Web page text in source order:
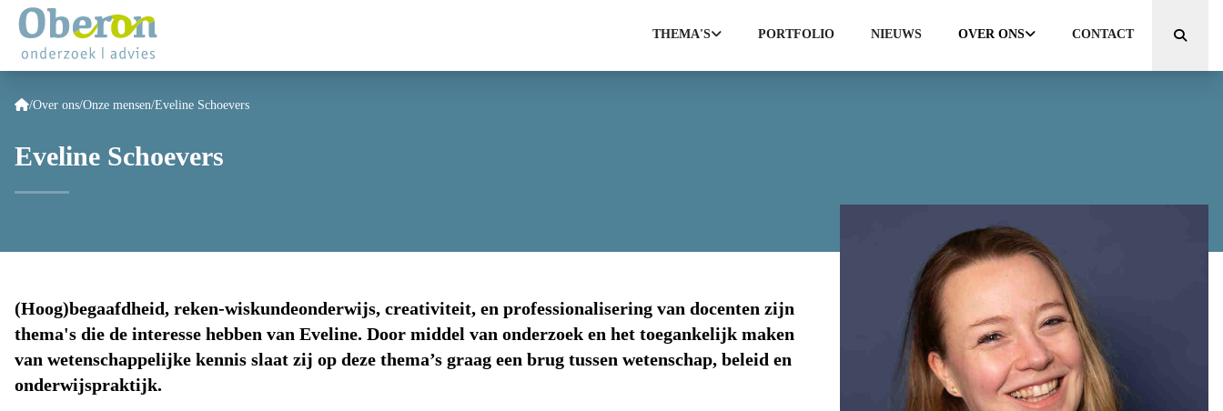
THEMA'S PORTFOLIO NIEUWS OVER ONS CONTACT
Zoeken
/Over ons/Onze mensen/Eveline Schoevers
Eveline Schoevers
(Hoog)begaafdheid, reken-wiskundeonderwijs, creativiteit, en professionalisering van docenten zijn
thema's die de interesse hebben van Eveline. Door middel van onderzoek en het toegankelijk maken
van wetenschappelijke kennis slaat zij op deze thema’s graag een brug tussen wetenschap, beleid en
onderwijspraktijk.